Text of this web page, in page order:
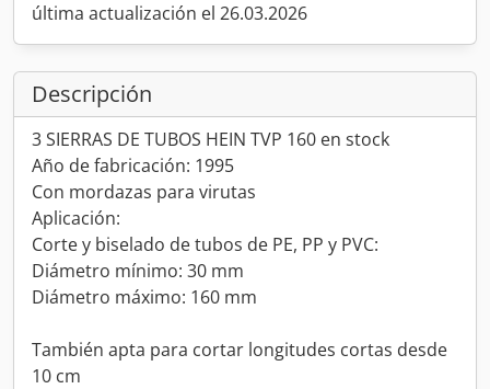
última actualización el 26.03.2026
Descripción
3 SIERRAS DE TUBOS HEIN TVP 160 en stock
Año de fabricación: 1995
Con mordazas para virutas
Aplicación:
Corte y biselado de tubos de PE, PP y PVC:
Diámetro mínimo: 30 mm
Diámetro máximo: 160 mm
También apta para cortar longitudes cortas desde
10 cm